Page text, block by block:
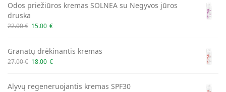
Odos priežiūros kremas SOLNEA su Negyvos jūros
druska
22.00€ 15.00 €
Granatų drėkinantis kremas
27.00€ 18.00 €
Alyvų regeneruojantis kremas SPF30